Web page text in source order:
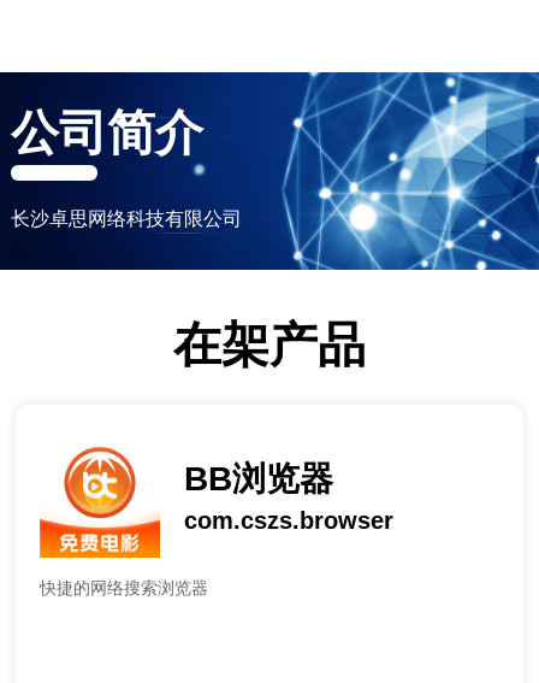
公司简介
长沙卓思网络科技有限公司
在架产品
BB浏览器
com.cszs.browser
快捷的网络搜索浏览器